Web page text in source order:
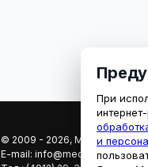
© 2009 - 2026, МЕДИАРЯЗАНЬ
E-mail: info@mediaryazan.ru,
При
и